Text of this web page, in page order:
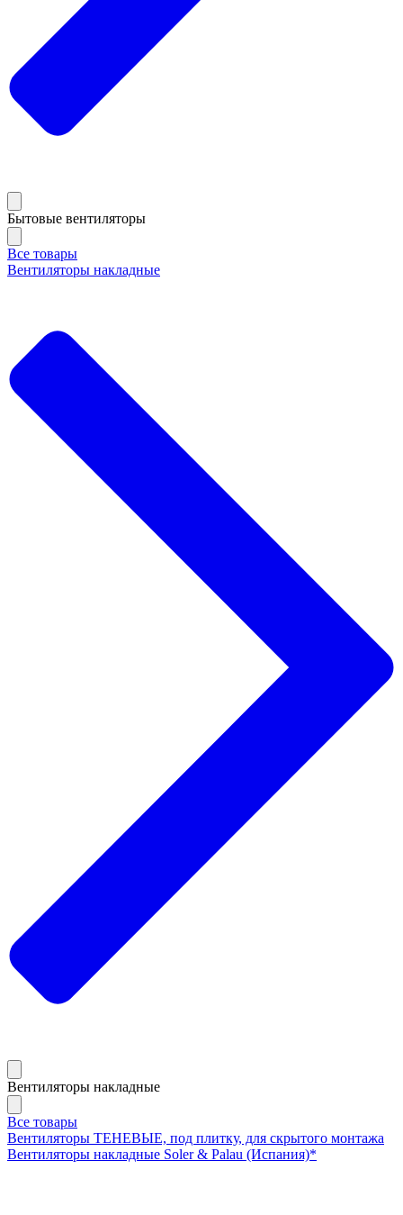
Бытовые вентиляторы
Все товары
Вентиляторы накладные
Вентиляторы накладные
Все товары
Вентиляторы ТЕНЕВЫЕ, под плитку, для скрытого монтажа
Вентиляторы накладные Soler & Palau (Испания)*